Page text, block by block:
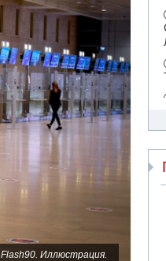
Flash90. Иллюстрация.